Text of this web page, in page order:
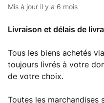
Mis à jour il y a 6 mois
Livraison et délais de
Tous les biens achetés
toujours livrés à votre
de votre choix.
Toutes les marchandises